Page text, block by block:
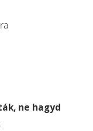
ne hagyd